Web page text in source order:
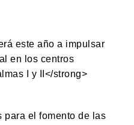
este año a impulsar
en los centros
I y II</strong>
para el fomento de las